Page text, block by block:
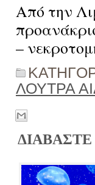
Από την
–
ΛΟΥΤΡΑ